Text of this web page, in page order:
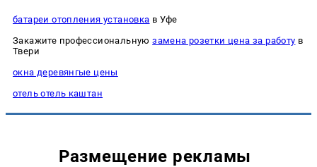
батареи отопления установка в Уфе
Закажите профессиональнуюзамена розетки цена за работу в
Твери
окна деревянгые цены
отель отель каштан
Размещение рекламы